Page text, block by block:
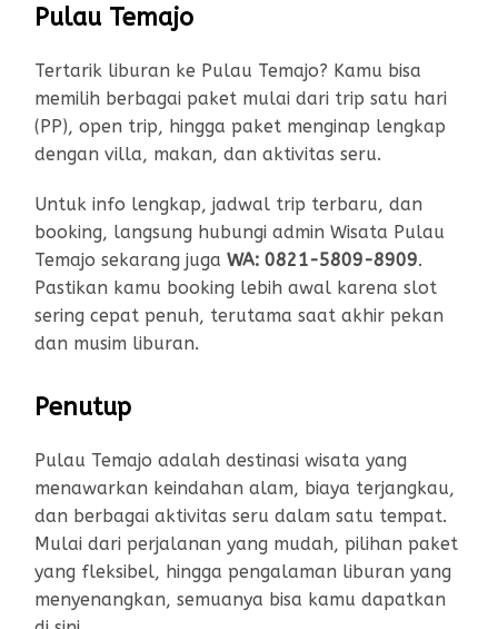
Pulau Temajo
Tertarik liburan ke Pulau Temajo? Kamu bisa
memilih berbagai paket mulai dari trip satu hari
(PP), open trip, hingga paket menginap lengkap
dengan villa, makan, dan aktivitas seru.
Untuk info lengkap, jadwal trip terbaru, dan
booking, langsung hubungi admin Wisata Pulau
Temajo sekarang jugaWA: 0821-5809-8909.
Pastikan kamu booking lebih awal karena slot
sering cepat penuh, terutama saat akhir pekan
dan musim liburan.
Penutup
Pulau Temajo adalah destinasi wisata yang
menawarkan keindahan alam, biaya terjangkau,
dan berbagai aktivitas seru dalam satu tempat.
Mulai dari perjalanan yang mudah, pilihan paket
yang fleksibel, hingga pengalaman liburan yang
menyenangkan, semuanya bisa kamu dapatkan